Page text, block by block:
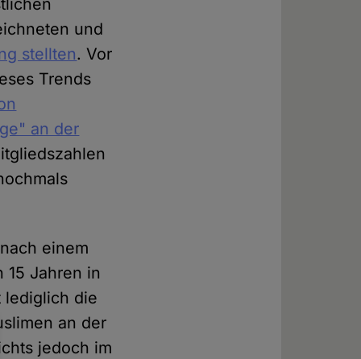
und
stellten. Vor
Trends
an der
einem
Jahren in
lediglich die
an der
jedoch im